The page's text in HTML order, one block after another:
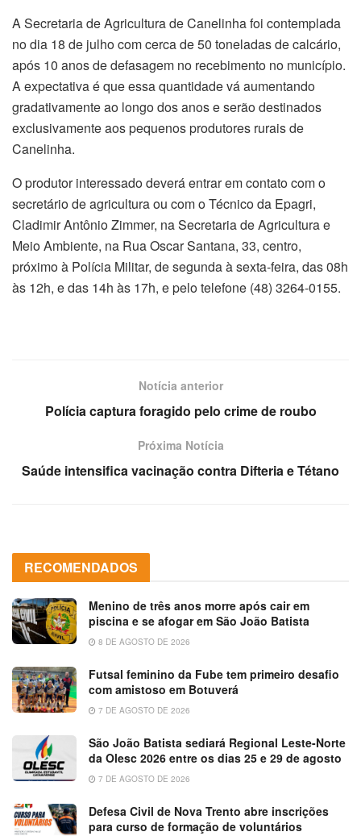
A Secretaria de Agricultura de Canelinha foi contemplada
no dia 18 de julho com cerca de 50 toneladas de calcário,
após 10 anos de defasagem no recebimento no município.
A expectativa é que essa quantidade vá aumentando
gradativamente ao longo dos anos e serão destinados
exclusivamente aos pequenos produtores rurais de
Canelinha.
O produtor interessado deverá entrar em contato com o
secretário de agricultura ou com o Técnico da Epagri,
Cladimir Antônio Zimmer, na Secretaria de Agricultura e
Meio Ambiente, na Rua Oscar Santana, 33, centro,
próximo à Polícia Militar, de segunda à sexta-feira, das 08h
às 12h, e das 14h às 17h, e pelo telefone (48) 3264-0155.
Notícia anterior
Polícia captura foragido pelo crime de roubo
Próxima Notícia
Saúde intensifica vacinação contra Difteria e Tétano
RECOMENDADOS
Menino de três anos morre após cair em
piscina e se afogar em São João Batista
8 DE AGOSTO DE 2026
Futsal feminino da Fube tem primeiro desafio
com amistoso em Botuverá
7 DE AGOSTO DE 2026
São João Batista sediará Regional Leste-Norte
da Olesc 2026 entre os dias 25 e 29 de agosto
7 DE AGOSTO DE 2026
Defesa Civil de Nova Trento abre inscrições
para curso de formação de voluntários